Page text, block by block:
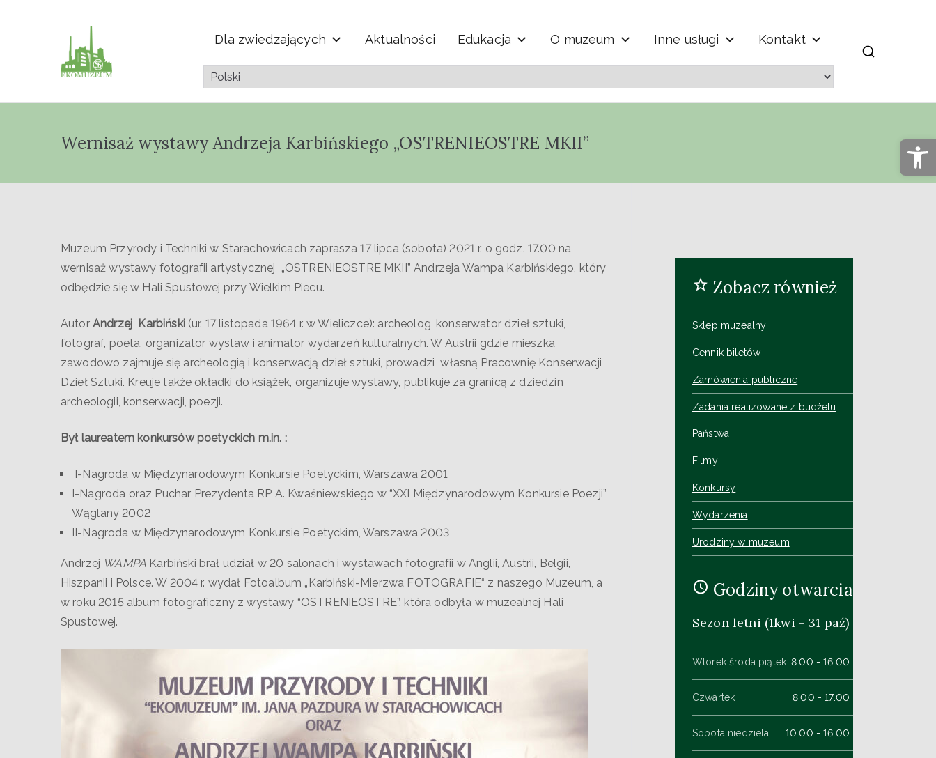
Muzeum Przyrody i Techniki "Ekomuzeum" im. Jana
Pazdura
Dla zwiedzających Aktualności Edukacja O muzeum Inne usługi Kontakt
Wernisaż wystawy Andrzeja Karbińskiego „OSTRENIEOSTRE MKII”
Muzeum Przyrody i Techniki w Starachowicach zaprasza 17 lipca (sobota) 2021 r. o godz. 17.00 na
wernisaż wystawy fotografii artystycznej „OSTRENIEOSTRE MKII” Andrzeja Wampa Karbińskiego, który
odbędzie się w Hali Spustowej przy Wielkim Piecu.
AutorAndrzej Karbiński(ur. 17 listopada 1964 r. w Wieliczce): archeolog, konserwator dzieł sztuki,
fotograf, poeta, organizator wystaw i animator wydarzeń kulturalnych. W Austrii gdzie mieszka
zawodowo zajmuje się archeologią i konserwacją dzieł sztuki, prowadzi własną Pracownię Konserwacji
Dzieł Sztuki. Kreuje także okładki do książek, organizuje wystawy, publikuje za granicą z dziedzin
archeologii, konserwacji, poezji.
Był laureatem konkursów poetyckich m.in. :
I-Nagroda w Międzynarodowym Konkursie Poetyckim, Warszawa 2001
I-Nagroda oraz Puchar Prezydenta RP A. Kwaśniewskiego w “XXI Międzynarodowym Konkursie Poezji”
Wąglany 2002
II-Nagroda w Międzynarodowym Konkursie Poetyckim, Warszawa 2003
Andrzej WAMPA Karbiński brał udział w 20 salonach i wystawach fotografii w Anglii, Austrii, Belgii,
Hiszpanii i Polsce. W 2004 r. wydał Fotoalbum „Karbiński-Mierzwa FOTOGRAFIE“ z naszego Muzeum, a
w roku 2015 album fotograficzny z wystawy “OSTRENIEOSTRE”, która odbyła w muzealnej Hali
Spustowej.
Zobacz również
Sklep muzealny
Cennik biletów
Zamówienia publiczne
Zadania realizowane z budżetu
Państwa
Filmy
Konkursy
Wydarzenia
Urodziny w muzeum
Godziny otwarcia
Sezon letni (1kwi - 31 paź)
Wtorek środa piątek 8.00 - 16.00
Czwartek 8.00 - 17.00
Sobota niedziela 10.00 - 16.00